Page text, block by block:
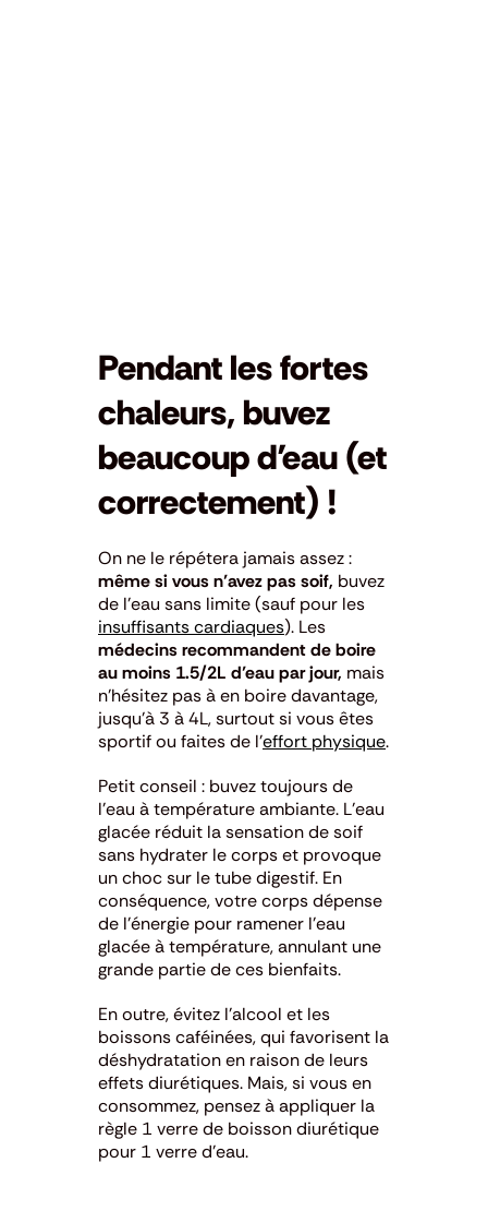
Pendant les fortes
chaleurs, buvez
beaucoup d’eau (et
correctement) !
On ne le répétera jamais assez :
même si vous n’avez pas soif, buvez
de l’eau sans limite (sauf pour les
insuffisants cardiaques). Les
médecins recommandent de boire
au moins 1.5/2L d’eau par jour, mais
n’hésitez pas à en boire davantage,
jusqu’à 3 à 4L, surtout si vous êtes
sportif ou faites de l’effort physique.
Petit conseil : buvez toujours de
l’eau à température ambiante. L’eau
glacée réduit la sensation de soif
sans hydrater le corps et provoque
un choc sur le tube digestif. En
conséquence, votre corps dépense
de l’énergie pour ramener l’eau
glacée à température, annulant une
grande partie de ces bienfaits.
En outre, évitez l’alcool et les
boissons caféinées, qui favorisent la
déshydratation en raison de leurs
effets diurétiques. Mais, si vous en
consommez, pensez à appliquer la
règle 1 verre de boisson diurétique
pour 1 verre d’eau.